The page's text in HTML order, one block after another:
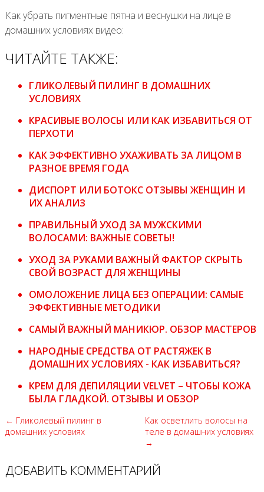
Как убрать пигментные пятна и веснушки на лице в
домашних условиях видео:
ЧИТАЙТЕ ТАКЖЕ:
ГЛИКОЛЕВЫЙ ПИЛИНГ В ДОМАШНИХ
УСЛОВИЯХ
КРАСИВЫЕ ВОЛОСЫ ИЛИ КАК ИЗБАВИТЬСЯ ОТ
ПЕРХОТИ
КАК ЭФФЕКТИВНО УХАЖИВАТЬ ЗА ЛИЦОМ В
РАЗНОЕ ВРЕМЯ ГОДА
ДИСПОРТ ИЛИ БОТОКС ОТЗЫВЫ ЖЕНЩИН И
ИХ АНАЛИЗ
ПРАВИЛЬНЫЙ УХОД ЗА МУЖСКИМИ
ВОЛОСАМИ: ВАЖНЫЕ СОВЕТЫ!
УХОД ЗА РУКАМИ ВАЖНЫЙ ФАКТОР СКРЫТЬ
СВОЙ ВОЗРАСТ ДЛЯ ЖЕНЩИНЫ
ОМОЛОЖЕНИЕ ЛИЦА БЕЗ ОПЕРАЦИИ: САМЫЕ
ЭФФЕКТИВНЫЕ МЕТОДИКИ
САМЫЙ ВАЖНЫЙ МАНИКЮР. ОБЗОР МАСТЕРОВ
НАРОДНЫЕ СРЕДСТВА ОТ РАСТЯЖЕК В
ДОМАШНИХ УСЛОВИЯХ - КАК ИЗБАВИТЬСЯ?
КРЕМ ДЛЯ ДЕПИЛЯЦИИ VELVET – ЧТОБЫ КОЖА
БЫЛА ГЛАДКОЙ. ОТЗЫВЫ И ОБЗОР
← Гликолевый пилинг в
домашних условиях
Как осветлить волосы на
теле в домашних условиях
→
ДОБАВИТЬ КОММЕНТАРИЙ